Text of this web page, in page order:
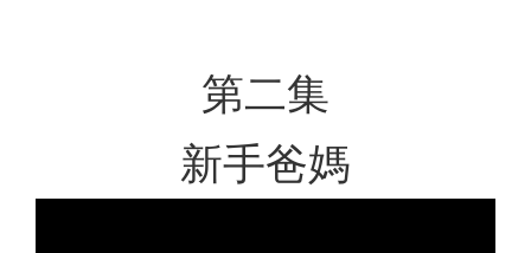
第二集
新手爸媽